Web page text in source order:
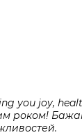
you joy,
роком!